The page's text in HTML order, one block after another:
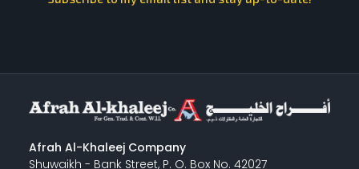
Afrah Al-Khaleej Company
Shuwaikh - Bank Street, P. O. Box No. 42027